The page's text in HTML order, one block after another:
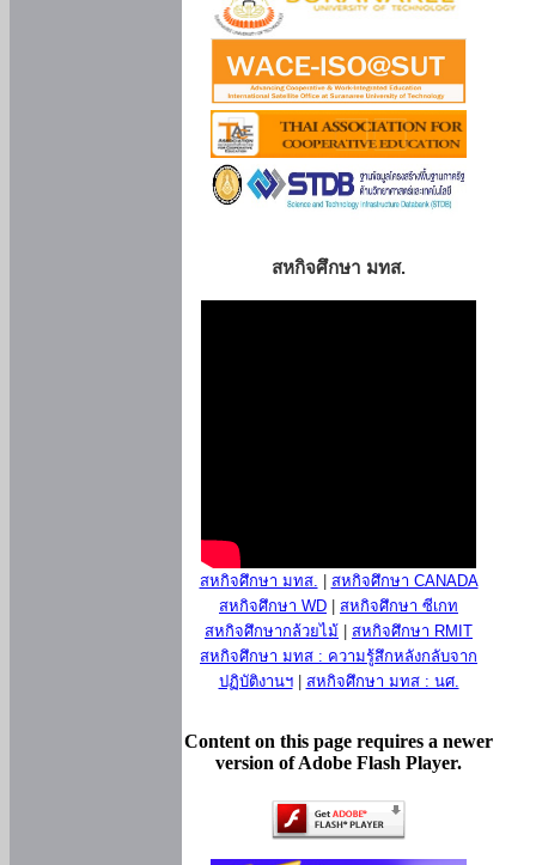
สหกิจศึกษา มทส.
สหกิจศึกษา มทส.
สหกิจศึกษา CANADA
สหกิจศึกษา WD
สหกิจศึกษา ซีเกท
สหกิจศึกษากล้วยไม้
สหกิจศึกษา RMIT
สหกิจศึกษา มทส : ความรู้สึกหลังกลับจาก
ปฏิบัติงานฯ| สหกิจศึกษา มทส : นศ.
Content on this page requires a newer
version of Adobe Flash Player.